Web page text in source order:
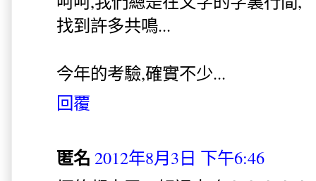
找到許多共鳴...
今年的考驗,確實不少...
回覆
匿名 2012年8月3日 下午6:46